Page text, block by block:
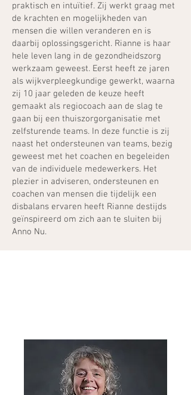
praktisch en intuïtief. Zij werkt graag met
de krachten en mogelijkheden van
mensen die willen veranderen en is
daarbij oplossingsgericht. Rianne is haar
hele leven lang in de gezondheidszorg
werkzaam geweest. Eerst heeft ze jaren
als wijkverpleegkundige gewerkt, waarna
zij 10 jaar geleden de keuze heeft
gemaakt als regiocoach aan de slag te
gaan bij een thuiszorgorganisatie met
zelfsturende teams. In deze functie is zij
naast het ondersteunen van teams, bezig
geweest met het coachen en begeleiden
van de individuele medewerkers. Het
plezier in adviseren, ondersteunen en
coachen van mensen die tijdelijk een
disbalans ervaren heeft Rianne destijds
geïnspireerd om zich aan te sluiten bij
Anno Nu.